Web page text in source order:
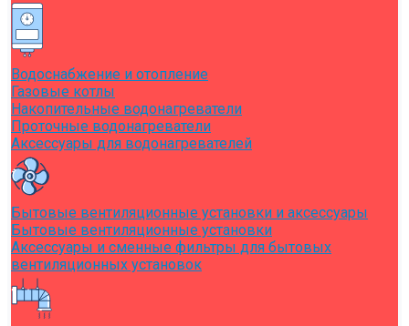
Водоснабжение и отопление
Газовые котлы
Накопительные водонагреватели
Проточные водонагреватели
Аксессуары для водонагревателей
Бытовые вентиляционные установки и аксессуары
Бытовые вентиляционные установки
Аксессуары и сменные фильтры для бытовых
вентиляционных установок